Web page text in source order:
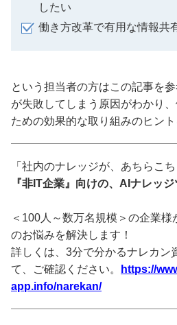
したい
働き方改革で有用な情報共
という担当者の方はこの記事を
が失敗してしまう原因がわかり
ための効果的な取り組みのヒント
「社内のナレッジが、あちらこ
『非IT企業』向けの、AIナレッジ
＜100人～数万名規模＞の企業
のお悩みを解決します！
詳しくは、3分で分かるナレカン
て、ご確認ください。
https://
app.info/narekan/